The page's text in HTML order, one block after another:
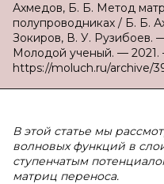
Ахмедов, Б. Б. Метод
полупроводниках / Б. Б.
Зокиров, В. У. Рузибоев.
Молодой ученый. —
https://moluch.ru/archive/
В этой статье мы
волновых функций в
ступенчатым
матриц переноса.